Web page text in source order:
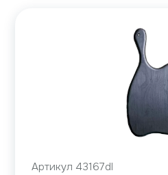
Артикул 43167dl